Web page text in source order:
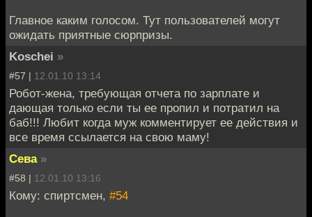
Главное каким голосом. Тут пользователей могут
ожидать приятные сюрпризы.
Koschei »
#57 | 12.01.10 13:14
Робот-жена, требующая отчета по зарплате и
дающая только если ты ее пропил и потратил на
баб!!! Любит когда муж комментирует ее действия и
все время ссылается на свою маму!
Сева »
#58 | 12.01.10 13:16
Кому: спиртсмен, #54